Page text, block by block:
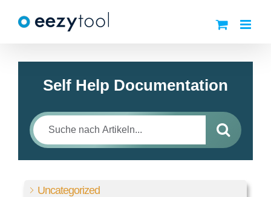
Inhalt
Self Help Documentation
Uncategorized